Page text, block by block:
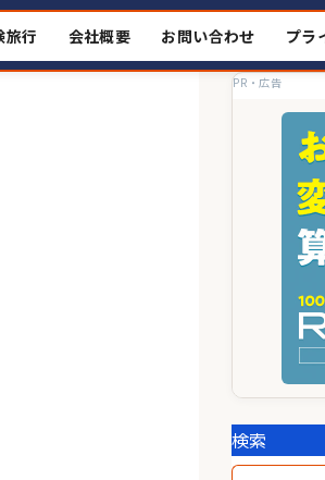
旅行 会社概要 お問い合わせ プラ
PR・広告
検索